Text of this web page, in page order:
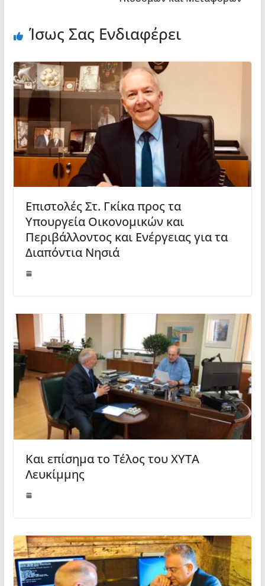
Ίσως Σας Ενδιαφέρει
Επιστολές Στ. Γκίκα προς τα
Υπουργεία Οικονομικών και
Περιβάλλοντος και Ενέργειας για τα
Διαπόντια Νησιά
Και επίσημα το Τέλος του ΧΥΤΑ
Λευκίμμης